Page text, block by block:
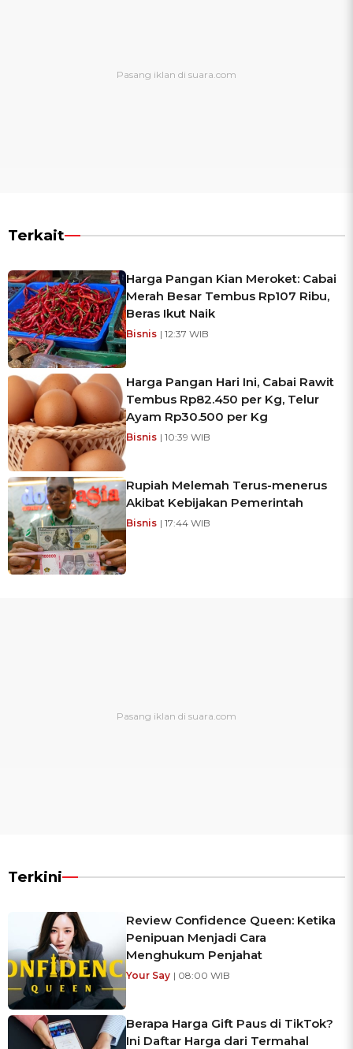
Terkait
Harga Pangan Kian Meroket: Cabai
Merah Besar Tembus Rp107 Ribu,
Beras Ikut Naik
Bisnis | 12:37 WIB
Harga Pangan Hari Ini, Cabai Rawit
Tembus Rp82.450 per Kg, Telur
Ayam Rp30.500 per Kg
Bisnis | 10:39 WIB
Rupiah Melemah Terus-menerus
Akibat Kebijakan Pemerintah
Bisnis | 17:44 WIB
Terkini
Review Confidence Queen: Ketika
Penipuan Menjadi Cara
Menghukum Penjahat
Your Say | 08:00 WIB
Berapa Harga Gift Paus di TikTok?
Ini Daftar Harga dari Termahal